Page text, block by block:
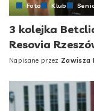
Foto Klub
3 kolejka
Resovia
Posted
Napisane przez Zawisza